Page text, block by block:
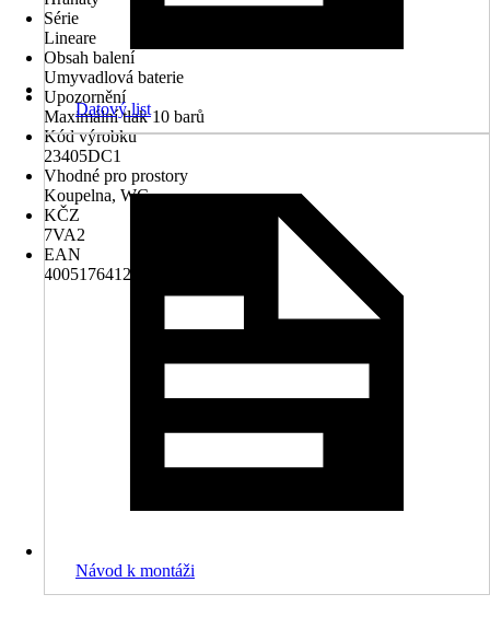
Série
Lineare
Obsah balení
Umyvadlová baterie
Upozornění
Maximální tlak 10 barů
Kód výrobku
23405DC1
Vhodné pro prostory
Koupelna, WC
KČZ
7VA2
EAN
4005176412745
Datový list
Návod k montáži